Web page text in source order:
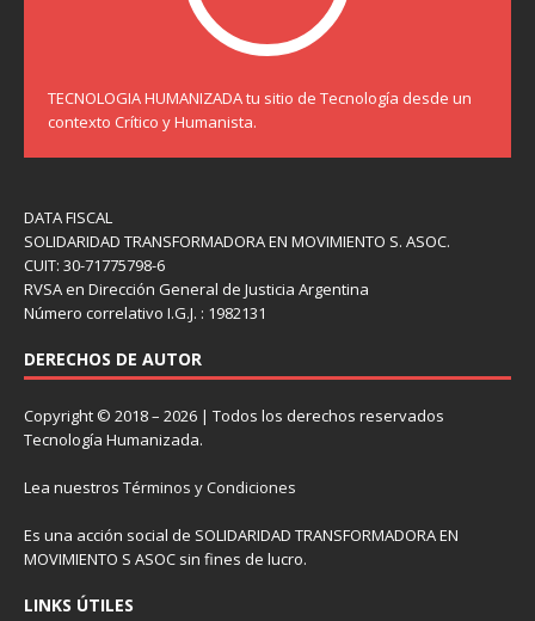
TECNOLOGIA HUMANIZADA tu sitio de Tecnología desde un
contexto Crítico y Humanista.
DATA FISCAL
SOLIDARIDAD TRANSFORMADORA EN MOVIMIENTO S. ASOC.
CUIT: 30-71775798-6
RVSA en Dirección General de Justicia Argentina
Número correlativo I.G.J. : 1982131
DERECHOS DE AUTOR
Copyright © 2018 – 2026 | Todos los derechos reservados
Tecnología Humanizada.
Lea nuestros Términos y Condiciones
Es una acción social de SOLIDARIDAD TRANSFORMADORA EN
MOVIMIENTO S ASOC sin fines de lucro.
LINKS ÚTILES